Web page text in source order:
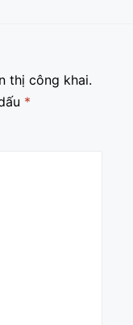
thị công khai.
*